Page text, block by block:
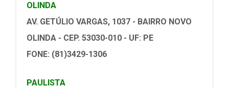
OLINDA
AV. GETÚLIO VARGAS, 1037 - BAIRRO NOVO
OLINDA - CEP. 53030-010 - UF: PE
FONE: (81)3429-1306
PAULISTA